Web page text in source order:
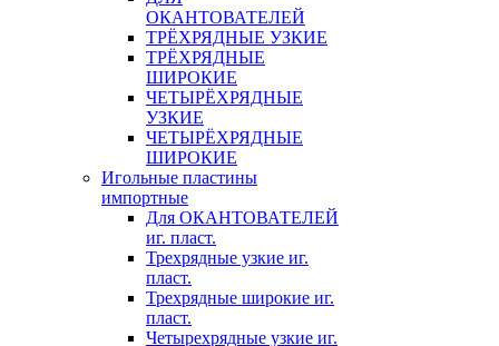
ОКАНТОВАТЕЛЕЙ
ТРЁХРЯДНЫЕ УЗКИЕ
ТРЁХРЯДНЫЕ
ШИРОКИЕ
ЧЕТЫРЁХРЯДНЫЕ
УЗКИЕ
ЧЕТЫРЁХРЯДНЫЕ
ШИРОКИЕ
Игольные пластины
импортные
Для ОКАНТОВАТЕЛЕЙ
иг. пласт.
Трехрядные узкие иг.
пласт.
Трехрядные широкие иг.
пласт.
Четырехрядные узкие иг.